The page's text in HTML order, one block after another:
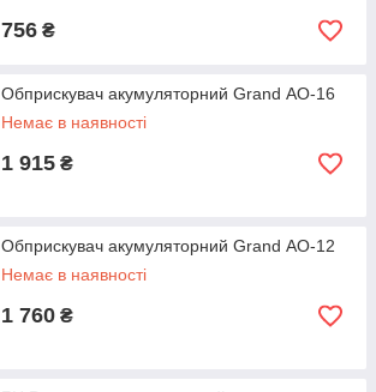
756 ₴
Обприскувач акумуляторний Grand АО-16
Немає в наявності
1 915 ₴
Обприскувач акумуляторний Grand АО-12
Немає в наявності
1 760 ₴